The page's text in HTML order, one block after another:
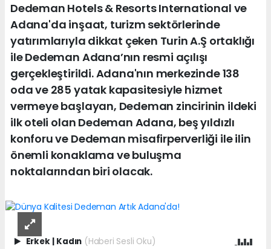
Dedeman Hotels & Resorts International ve
Adana'da inşaat, turizm sektörlerinde
yatırımlarıyla dikkat çeken Turin A.Ş ortaklığı
ile Dedeman Adana’nın resmi açılışı
gerçekleştirildi. Adana'nın merkezinde 138
oda ve 285 yatak kapasitesiyle hizmet
vermeye başlayan, Dedeman zincirinin ildeki
ilk oteli olan Dedeman Adana, beş yıldızlı
konforu ve Dedeman misafirperverliği ile ilin
önemli konaklama ve buluşma
noktalarından biri olacak.
Erkek | Kadın (Haberi Sesli Oku)